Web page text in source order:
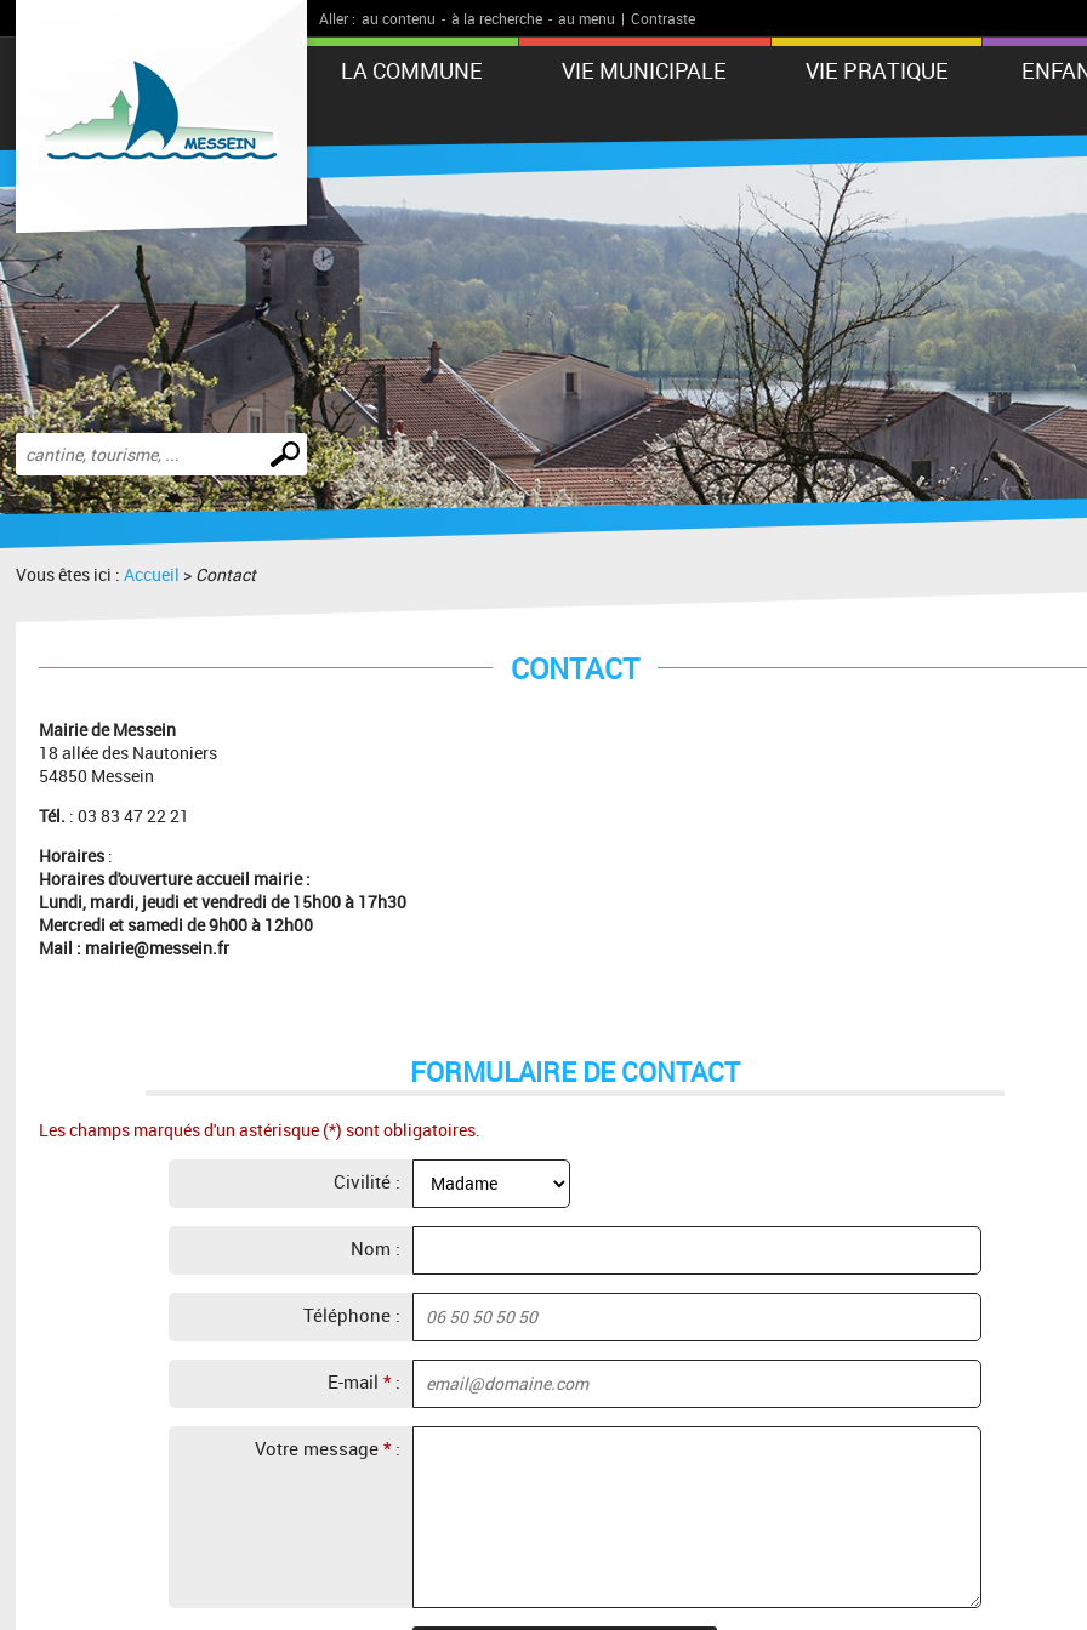
Aller : au contenu - à la recherche - au menu | Contraste
LA COMMUNE VIE MUNICIPALE VIE PRATIQUE
Effectuer
une
recherche
Vous êtes ici :Accueil > Contact
CONTACT
Mairie de Messein
18 allée des Nautoniers
54850 Messein
Tél. : 03 83 47 22 21
Horaires:
Horaires d'ouverture accueil mairie :
Lundi, mardi, jeudi et vendredi de 15h00 à 17h30
Mercredi et samedi de 9h00 à 12h00
Mail : mairie@messein.fr
FORMULAIRE DE CONTACT
Les champs marqués d'un astérisque (*) sont obligatoires.
Civilité :
Nom :
Téléphone :
E-mail*:
Votre message*: